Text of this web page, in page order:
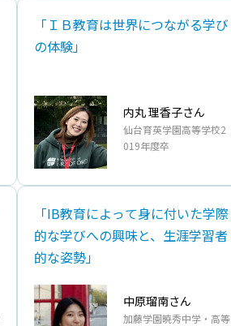
「ＩＢ教育は世界につながる学び
の体験」
内丸 理香子さん
仙台育英学園高等学校2
019年度卒
「IB教育によって身に付いた学際
的な学びへの興味と、生涯学習者
的な姿勢」
中原瑠南さん
加藤学園暁秀中学・高等